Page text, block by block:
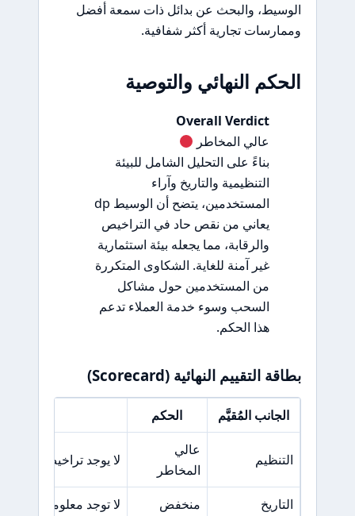
الوسيط، والبحث عن بدائل ذات سمعة أفضل
وممارسات تجارية أكثر شفافية.
الحكم النهائي والتوصية
Overall Verdict
عالي المخاطر
بناءً على التحليل الشامل للبيئة
التنظيمية والتاريخ وآراء
المستخدمين، يتضح أن الوسيط dp
يعاني من نقص حاد في التراخيص
والرقابة، مما يجعله بيئة استثمارية
غير آمنة للغاية. الشكاوى المتكررة
من المستخدمين حول مشاكل
السحب وسوء خدمة العملاء تدعم
هذا الحكم.
بطاقة التقييم النهائية (Scorecard)
الجانب المُقيَّم الحكم
التنظيم
عالي
المخاطر
لا يوجد تراخيص من
التاريخ منخفض
لا توجد معلومات